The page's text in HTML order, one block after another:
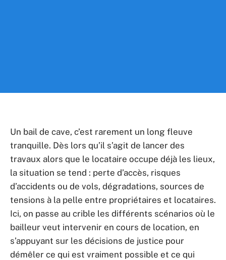
Un bail de cave, c’est rarement un long fleuve
tranquille. Dès lors qu’il s’agit de lancer des
travaux alors que le locataire occupe déjà les lieux,
la situation se tend : perte d’accès, risques
d’accidents ou de vols, dégradations, sources de
tensions à la pelle entre propriétaires et locataires.
Ici, on passe au crible les différents scénarios où le
bailleur veut intervenir en cours de location, en
s’appuyant sur les décisions de justice pour
démêler ce qui est vraiment possible et ce qui